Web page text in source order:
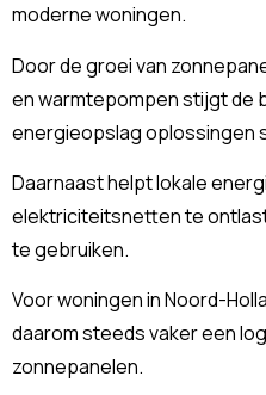
moderne woningen.
Door de groei van
en warmtepompen stijgt de
energieopslag oplossingen
Daarnaast helpt lokale
elektriciteitsnetten te
te gebruiken.
Voor woningen in Noord-
daarom steeds vaker een
zonnepanelen.